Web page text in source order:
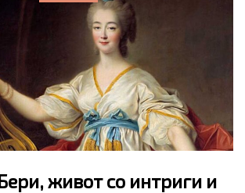
живот со интриги и